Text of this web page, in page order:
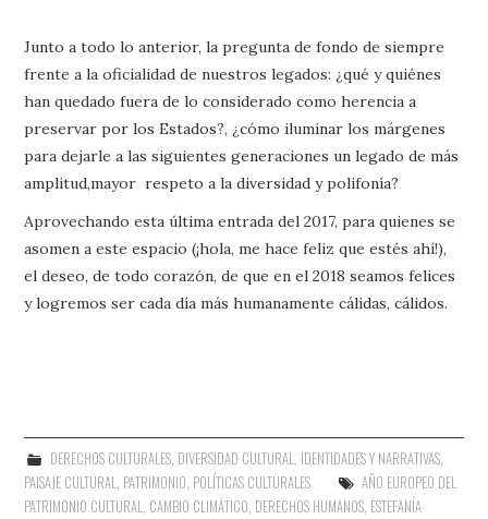
Junto a todo lo anterior, la pregunta de fondo de siempre
frente a la oficialidad de nuestros legados: ¿qué y quiénes
han quedado fuera de lo considerado como herencia a
preservar por los Estados?, ¿cómo iluminar los márgenes
para dejarle a las siguientes generaciones un legado de más
amplitud,mayor respeto a la diversidad y polifonía?
Aprovechando esta última entrada del 2017, para quienes se
asomen a este espacio (¡hola, me hace feliz que estés ahí!),
el deseo, de todo corazón, de que en el 2018 seamos felices
y logremos ser cada día más humanamente cálidas, cálidos.
DERECHOS CULTURALES, DIVERSIDAD CULTURAL, IDENTIDADES Y NARRATIVAS,
PAISAJE CULTURAL, PATRIMONIO, POLÍTICAS CULTURALES
AÑO EUROPEO DEL
PATRIMONIO CULTURAL, CAMBIO CLIMÁTICO, DERECHOS HUMANOS, ESTEFANÍA